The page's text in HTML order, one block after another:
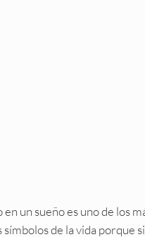
en un sueño es uno de los
símbolos de la vida porque